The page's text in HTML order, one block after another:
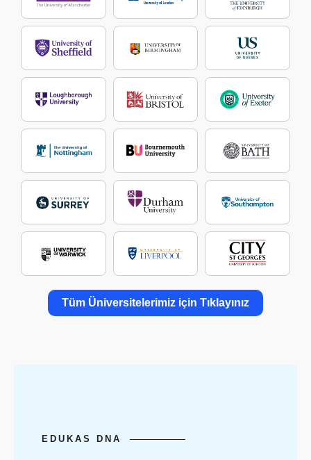
Tüm Üniversitelerimiz için Tıklayınız
EDUKAS DNA